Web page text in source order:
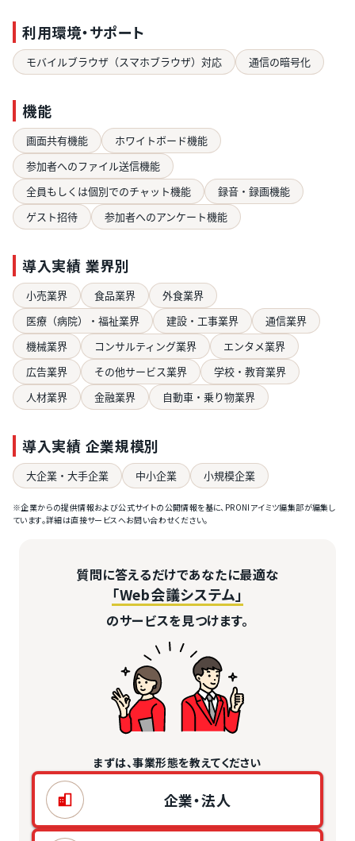
利用環境・サポート
モバイルブラウザ（スマホブラウザ）対応 通信の暗号化
機能
画面共有機能
ホワイトボード機能
参加者へのファイル送信機能
全員もしくは個別でのチャット機能
録音・録画機能
ゲスト招待
参加者へのアンケート機能
導入実績 業界別
小売業界 食品業界
外食業界
医療（病院）・福祉業界
建設・工事業界
通信業界
機械業界
コンサルティング業界
エンタメ業界
広告業界
その他サービス業界
学校・教育業界
人材業界
金融業界 自動車・乗り物業界
導入実績 企業規模別
大企業・大手企業 中小企業 小規模企業
※企業からの提供情報および公式サイトの公開情報を基に、PRONIアイミツ編集部が編集し
ています。詳細は直接サービスへお問い合わせください。
質問に答えるだけであなたに最適な
「Web会議システム」
のサービスを見つけます。
まずは、事業形態を教えてください
企業・法人